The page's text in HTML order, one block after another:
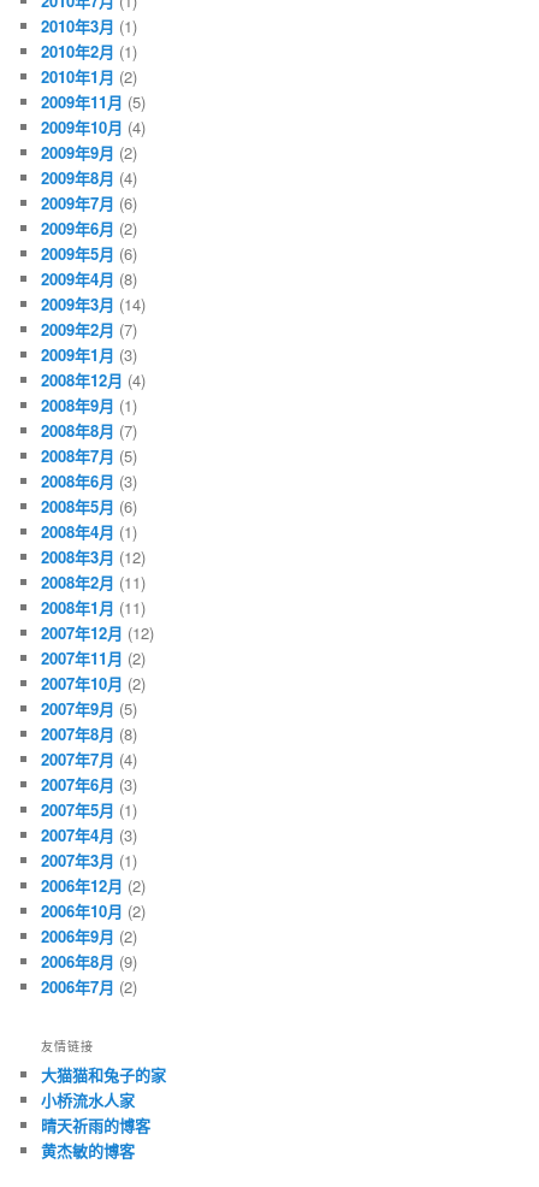
2010年3月 (1)
2010年2月 (1)
2010年1月 (2)
2009年11月 (5)
2009年10月 (4)
2009年9月 (2)
2009年8月 (4)
2009年7月 (6)
2009年6月 (2)
2009年5月 (6)
2009年4月 (8)
2009年3月 (14)
2009年2月 (7)
2009年1月 (3)
2008年12月 (4)
2008年9月 (1)
2008年8月 (7)
2008年7月 (5)
2008年6月 (3)
2008年5月 (6)
2008年4月 (1)
2008年3月 (12)
2008年2月 (11)
2008年1月 (11)
2007年12月 (12)
2007年11月 (2)
2007年10月 (2)
2007年9月 (5)
2007年8月 (8)
2007年7月 (4)
2007年6月 (3)
2007年5月 (1)
2007年4月 (3)
2007年3月 (1)
2006年12月 (2)
2006年10月 (2)
2006年9月 (2)
2006年8月 (9)
2006年7月 (2)
友情链接
大猫猫和兔子的家
小桥流水人家
晴天祈雨的博客
黄杰敏的博客